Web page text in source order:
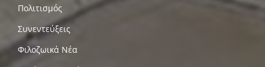
Πολιτισμός
Συνεντεύξεις
Φιλοζωικά Νέα